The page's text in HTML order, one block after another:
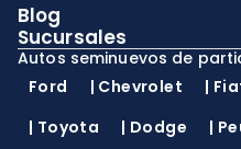
Blog
Sucursales
Autos seminuevos de
Ford
| Chevrolet |
| Toyota | Dodge |